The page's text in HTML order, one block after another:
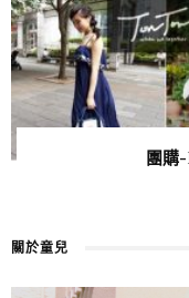
團購
關於童兒